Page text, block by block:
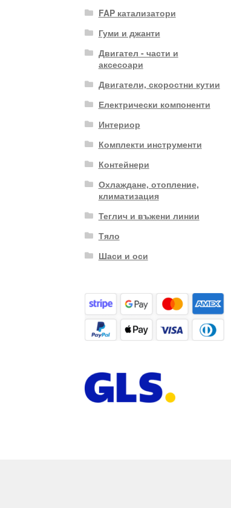
FAP катализатори
Гуми и джанти
Двигател - части и
аксесоари
Двигатели, скоростни кутии
Електрически компоненти
Интериор
Комплекти инструменти
Контейнери
Охлаждане, отопление,
климатизация
Теглич и въжени линии
Тяло
Шаси и оси